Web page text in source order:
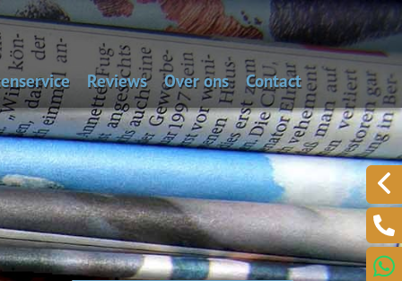
de dagwaarde van je auto
Reviews Over ons Contact
Alarmnummers
Laat een bericht
Een klacht melden?